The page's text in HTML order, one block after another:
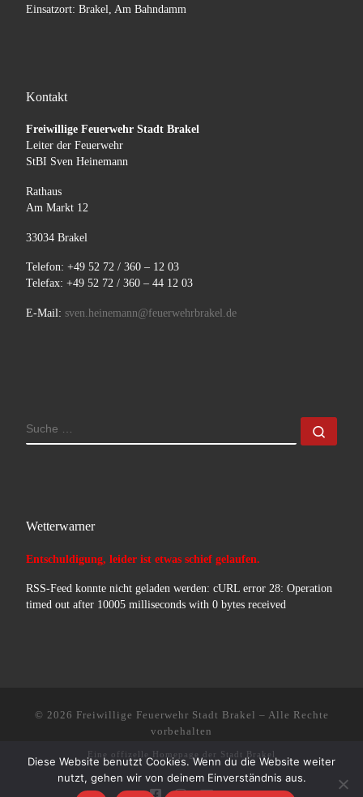
Einsatzort: Brakel, Am Bahndamm
Kontakt
Freiwillige Feuerwehr Stadt Brakel
Leiter der Feuerwehr
StBI Sven Heinemann
Rathaus
Am Markt 12
33034 Brakel
Telefon: +49 52 72 / 360 – 12 03
Telefax: +49 52 72 / 360 – 44 12 03
E-Mail: sven.heinemann@feuerwehrbrakel.de
SUCHE
Wetterwarner
Entschuldigung, leider ist etwas schief gelaufen.
RSS-Feed konnte nicht geladen werden: cURL error 28: Operation
timed out after 10005 milliseconds with 0 bytes received
© 2026 Freiwillige Feuerwehr Stadt Brakel – Alle Rechte
vorbehalten
Eine offizelle Homepage der Stadt Brakel
Diese Website benutzt Cookies. Wenn du die Website weiter
nutzt, gehen wir von deinem Einverständnis aus.